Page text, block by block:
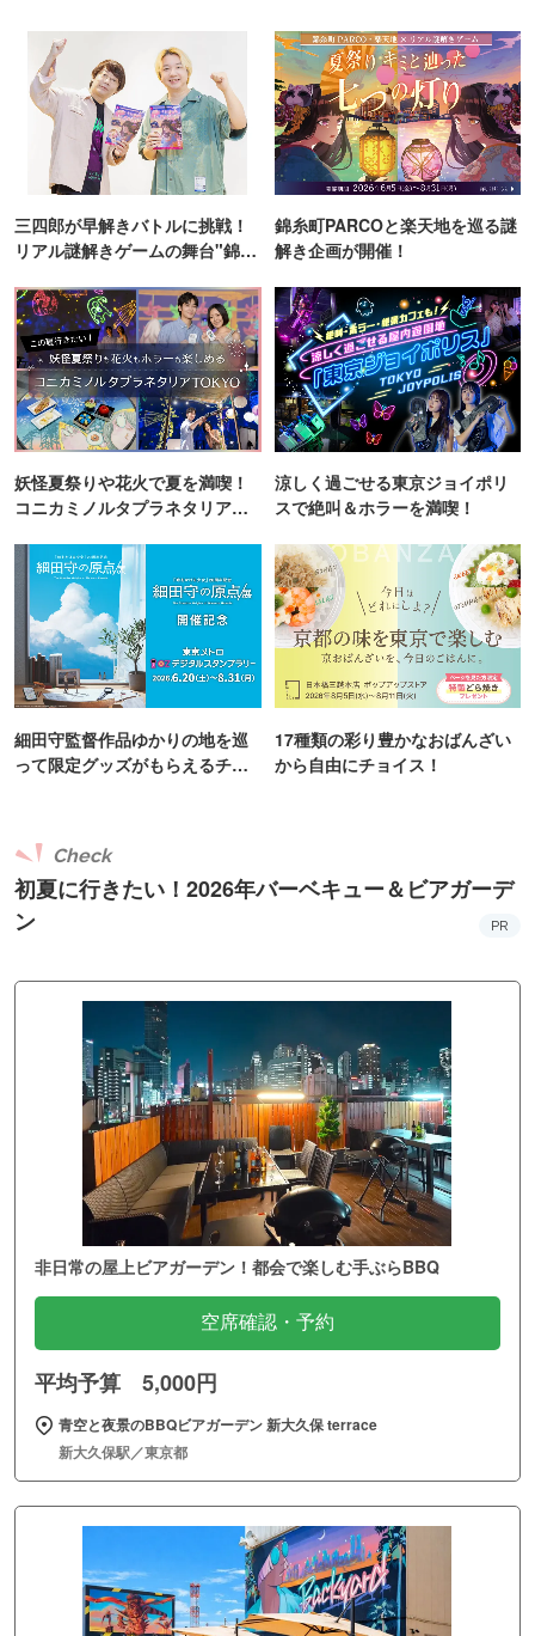
三四郎が早解きバトルに挑戦！
リアル謎解きゲームの舞台"錦糸
錦糸町PARCOと楽天地を巡る謎
解き企画が開催！
妖怪夏祭りや花火で夏を満喫！
コニカミノルタプラネタリア
涼しく過ごせる東京ジョイポリ
スで絶叫＆ホラーを満喫！
細田守監督作品ゆかりの地を巡
って限定グッズがもらえるチャ
17種類の彩り豊かなおばんざい
から自由にチョイス！
初夏に行きたい！2026年バーベキュー＆ビアガーデ
ン
Check
PR
非日常の屋上ビアガーデン！都会で楽しむ手ぶらBBQ
空席確認・予約
平均予算 5,000円
青空と夜景のBBQビアガーデン 新大久保 terrace
新大久保駅／東京都